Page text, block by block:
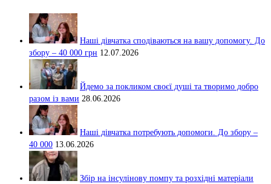
Наші дівчатка сподіваються на вашу допомогу. До
збору – 40 000 грн 12.07.2026
Йдемо за покликом своєї душі та творимо добро
разом із вами 28.06.2026
Наші дівчатка потребують допомоги. До збору –
40 000 13.06.2026
Збір на інсулінову помпу та розхідні матеріали